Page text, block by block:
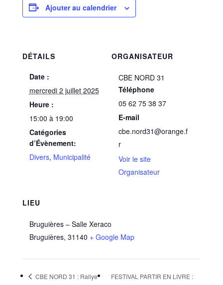
Ajouter au calendrier
DÉTAILS
Date :
mercredi 2 juillet 2025
Heure :
15:00 à 19:00
Catégories
d’Évènement:
Divers, Municipalité
LIEU
Bruguières – Salle Xeraco
Bruguières, 31140 + Google Map
ORGANISATEUR
CBE NORD 31
Téléphone
05 62 75 38 37
E-mail
cbe.nord31@orange.f
r
Voir le site
Organisateur
CBE NORD 31 : Rallye
FESTIVAL PARTIR EN LIVRE :